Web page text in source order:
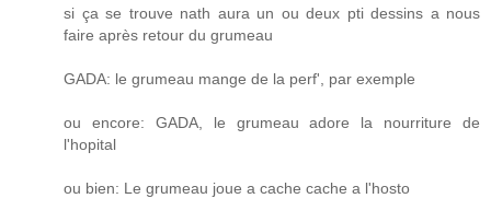
si ça se trouve nath aura un ou deux pti dessins a nous
faire après retour du grumeau
GADA: le grumeau mange de la perf', par exemple
ou encore: GADA, le grumeau adore la nourriture de
l'hopital
ou bien: Le grumeau joue a cache cache a l'hosto